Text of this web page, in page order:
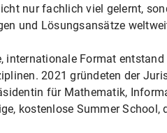
nur fachlich viel gelernt,
und Lösungsansätze
internationale Format
2021 gründeten der
für Mathematik,
kostenlose Summer